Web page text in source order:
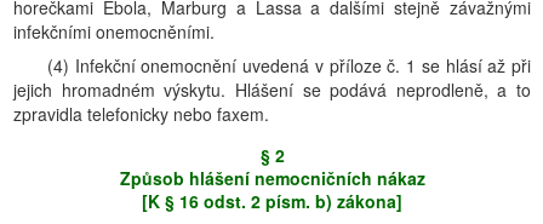
horečkami Ebola, Marburg a Lassa a dalšími stejně závažnými
infekčními onemocněními.
(4) Infekční onemocnění uvedená v příloze č. 1 se hlásí až při
jejich hromadném výskytu. Hlášení se podává neprodleně, a to
zpravidla telefonicky nebo faxem.
§ 2
Způsob hlášení nemocničních nákaz
[K § 16 odst. 2 písm. b) zákona]